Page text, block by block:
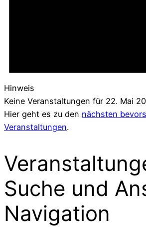
Hinweis
Keine Veranstaltungen für 22. Mai
Hier geht es zu den nächsten
Veranstaltungen.
Suche und
Navigation